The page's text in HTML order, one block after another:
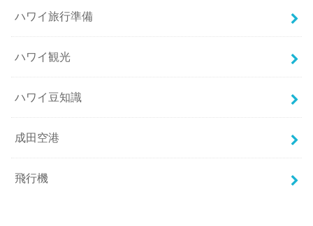
ハワイ旅行準備
ハワイ観光
ハワイ豆知識
成田空港
飛行機